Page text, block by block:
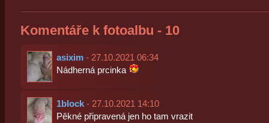
Komentáře k fotoalbu - 10
asixim- 27.10.2021 06:34
Nádherná prcinka
1block- 27.10.2021 14:10
Pěkné připravená jen ho tam vrazit